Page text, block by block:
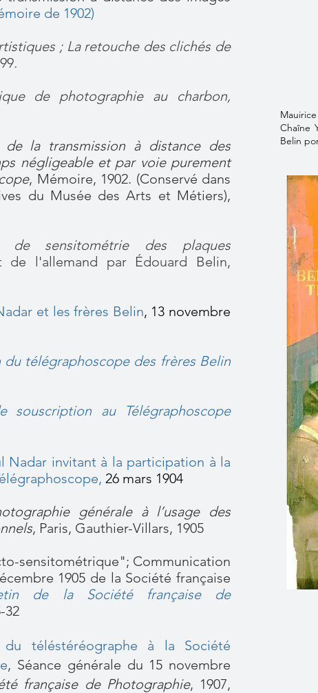
de 1902)
; La retouche des clichés de
.
de photographie au charbon,
de la transmission à distance des
négligeable et par voie purement
, Mémoire, 1902. (Conservé dans
du Musée des Arts et Métiers),
de sensitométrie des plaques
de l'allemand par Édouard Belin,
et les frères Belin, 13 novembre
télégraphoscope des frères Belin
souscription au Télégraphoscope
Nadar invitant à la participation à la
, 26 mars 1904
générale à l’usage des
, Paris, Gauthier-Villars, 1905
sensitométrique"; Communication
1905 de la Société française
de la Société française de
32
du téléstéréographe à la Société
, Séance générale du 15 novembre
française de Photographie, 1907,
Chaîne
Belin